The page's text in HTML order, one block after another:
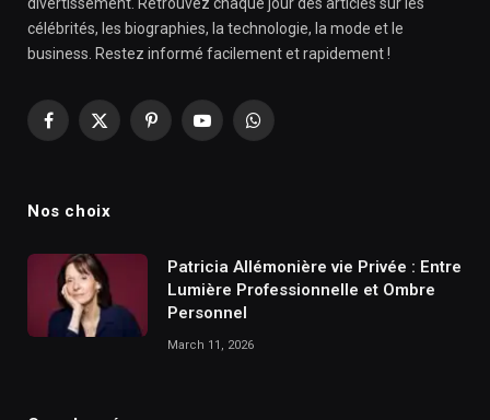
divertissement. Retrouvez chaque jour des articles sur les
célébrités, les biographies, la technologie, la mode et le
business. Restez informé facilement et rapidement !
Facebook
X
PinterestYouTubeWhatsApp
Nos choix
Patricia Allémonière vie Privée : Entre
Lumière Professionnelle et Ombre
Personnel
March 11, 2026